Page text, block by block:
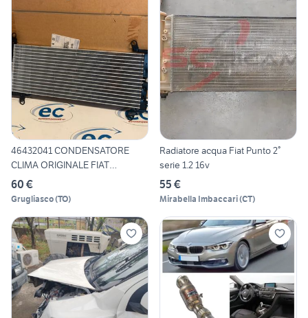
46432041 CONDENSATORE
CLIMA ORIGINALE FIAT
PUNTO/L
60 €
Grugliasco(TO)
Radiatore acqua Fiat Punto 2°
serie 1.2 16v
55 €
Mirabella Imbaccari(CT)